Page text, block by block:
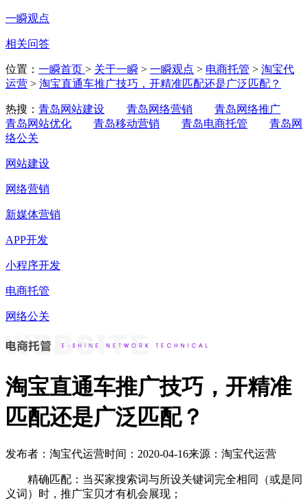
一瞬观点
相关问答
位置： 一瞬首页 > 关于一瞬 > 一瞬观点 > 电商托管 > 淘宝代
运营 > 淘宝直通车推广技巧，开精准匹配还是广泛匹配？
热搜： 青岛网站建设 青岛网络营销
青岛网络推广
青岛网站优化
青岛移动营销 青岛电商托管
青岛网
络公关
网站建设
网络营销
新媒体营销
APP开发
小程序开发
电商托管
网络公关
淘宝直通车推广技巧，开精准
匹配还是广泛匹配？
发布者：淘宝代运营时间：2020-04-16来源：淘宝代运营
精确匹配：当买家搜索词与所设关键词完全相同（或是同
义词）时，推广宝贝才有机会展现；